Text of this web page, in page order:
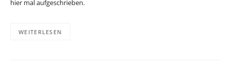
hier mal aufgeschrieben.
WEITERLESEN